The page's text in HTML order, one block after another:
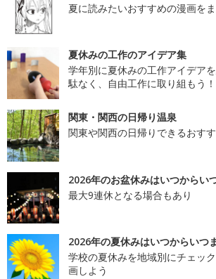
夏に読みたいおすすめの漫画を
夏休みの工作のアイデア集
学年別に夏休みの工作アイデア
駄なく、自由工作に取り組もう！
関東・関西の日帰り温泉
関東や関西の日帰りできるおす
2026年のお盆休みはいつからい
最大9連休となる場合もあり
2026年の夏休みはいつからいつ
学校の夏休みを地域別にチェッ
画しよう